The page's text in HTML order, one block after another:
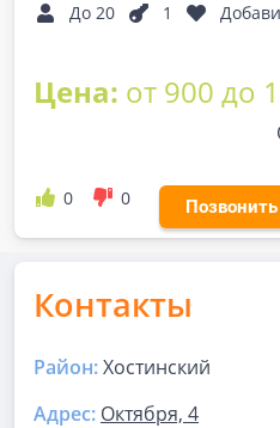
До 20 1
Цена: от 900 до
0 0 Позвонить
Контакты
Район:Хостинский
Адрес: Октября, 4